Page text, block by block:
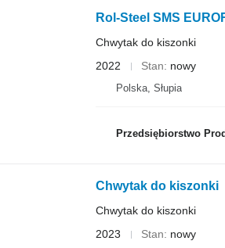
Rol-Steel SMS
Chwytak do kiszonki
2022
Stan nowy
Polska, Słupia
Przedsiębiorstwo
Chwytak do kiszonki
Chwytak do kiszonki
2023
Stan nowy